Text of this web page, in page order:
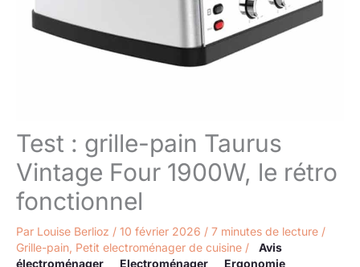
Test : grille-pain Taurus
Vintage Four 1900W, le rétro
fonctionnel
Par Louise Berlioz / 10 février 2026 / 7 minutes de lecture /
Grille-pain Petit electroménager de cuisine /
Avis
électroménager
Electroménager
Ergonomie